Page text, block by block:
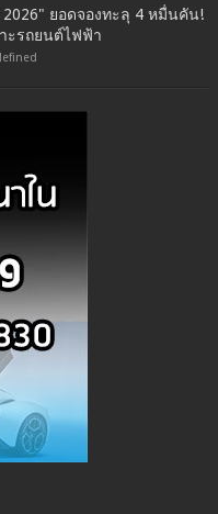
2026" ยอดจองทะลุ 4 หมื่นคัน!
ะรถยนต์ไฟฟ้า